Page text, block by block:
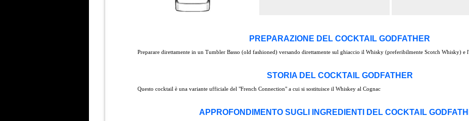
PREPARAZIONE DEL COCKTAIL GODFATHER
Preparare direttamente in un Tumbler Basso (old fashioned) versando direttamente sul ghiaccio il Whisky (preferibilmente Scotch Whisky) e
STORIA DEL COCKTAIL GODFATHER
Questo cocktail è una variante ufficiale del "French Connection" a cui si sostituisce il Whiskey al Cognac
APPROFONDIMENTO SUGLI INGREDIENTI DEL COCKTAIL